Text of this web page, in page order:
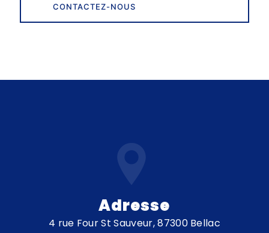
CONTACTEZ-NOUS
Adresse
4 rue Four St Sauveur, 87300 Bellac